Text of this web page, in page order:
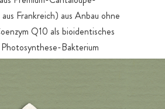
Frankreich) aus Anbau ohne
Q10 als bioidentisches
Bakterium
L-Ornithin und Taurin.
Bitterstoffen, Flavonoiden,